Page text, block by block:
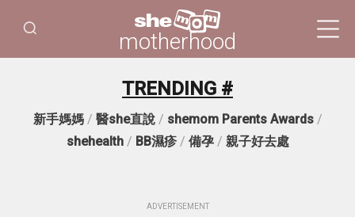
motherhood
TRENDING #
新手媽媽/ 醫she直說/ shemom Parents Awards/
shehealth/ BB濕疹/ 備孕/ 親子好去處
ADVERTISEMENT